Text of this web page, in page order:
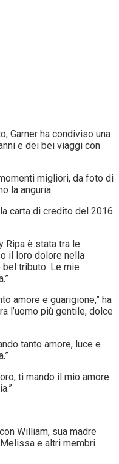
Garner ha condiviso una
e dei bei viaggi con
migliori, da foto di
la anguria.
carta di credito del 2016
Ripa è stata tra le
il loro dolore nella
bel tributo. Le mie
amore e guarigione,” ha
l’uomo più gentile, dolce
tanto amore, luce e
ti mando il mio amore
William, sua madre
e altri membri